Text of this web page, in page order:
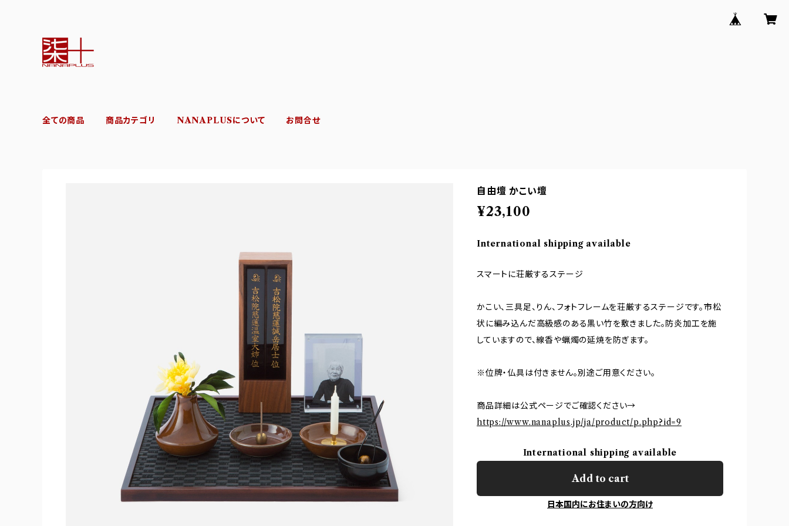
全ての商品 商品カテゴリ NANAPLUSについて お問合せ
自由壇 かこい壇
¥23,100
International shipping available
スマートに荘厳するステージ
かこい、三具足、りん、フォトフレームを荘厳するステージです。市松
状に編み込んだ高級感のある黒い竹を敷きました。防炎加工を施
していますので、線香や蝋燭の延焼を防ぎます。
※位牌・仏具は付きません。別途ご用意ください。
商品詳細は公式ページでご確認ください→
https://www.nanaplus.jp/ja/product/p.php?id=9
International shipping available
Add to cart
日本国内にお住まいの方向け